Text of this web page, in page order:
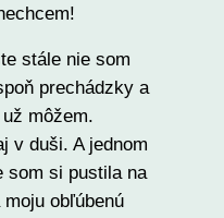
stále nie som
prechádzky a
môžem.
v duši. A jednom
som si pustila na
obľúbenú